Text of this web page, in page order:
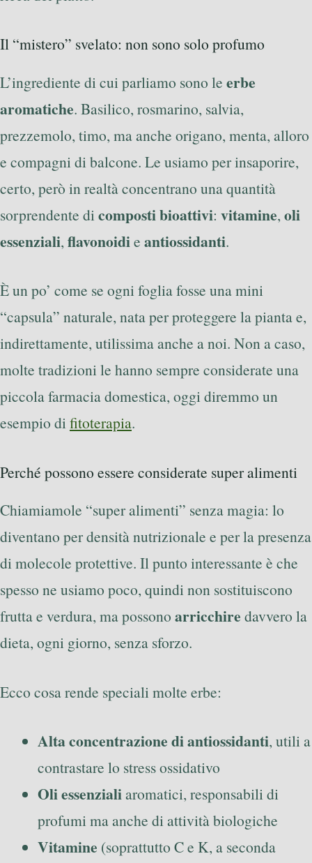
Il “mistero” svelato: non sono solo profumo
L’ingrediente di cui parliamo sono le erbe
aromatiche. Basilico, rosmarino, salvia,
prezzemolo, timo, ma anche origano, menta, alloro
e compagni di balcone. Le usiamo per insaporire,
certo, però in realtà concentrano una quantità
sorprendente dicomposti bioattivi: vitamine, oli
essenziali, flavonoidie antiossidanti.
È un po’ come se ogni foglia fosse una mini
“capsula” naturale, nata per proteggere la pianta e,
indirettamente, utilissima anche a noi. Non a caso,
molte tradizioni le hanno sempre considerate una
piccola farmacia domestica, oggi diremmo un
esempio difitoterapia.
Perché possono essere considerate super alimenti
Chiamiamole “super alimenti” senza magia: lo
diventano per densità nutrizionale e per la presenza
di molecole protettive. Il punto interessante è che
spesso ne usiamo poco, quindi non sostituiscono
frutta e verdura, ma possono arricchire davvero la
dieta, ogni giorno, senza sforzo.
Ecco cosa rende speciali molte erbe:
Alta concentrazione di antiossidanti, utili a
contrastare lo stress ossidativo
Oli essenzialiaromatici, responsabili di
profumi ma anche di attività biologiche
Vitamine (soprattutto C e K, a seconda